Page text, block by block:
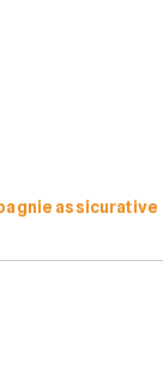
assicurative